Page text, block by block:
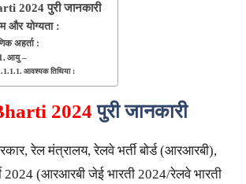
2024 पुरी जानकारी
और योग्यता :
अहर्ता :
आयु –
आवश्यक तिथिया :
2024 पुरी जानकारी
रेल मंत्रालय, रेलवे भर्ती बोर्ड (आरआरबी),
2024 (आरआरबी जेई भारती 2024/रेलवे भारती